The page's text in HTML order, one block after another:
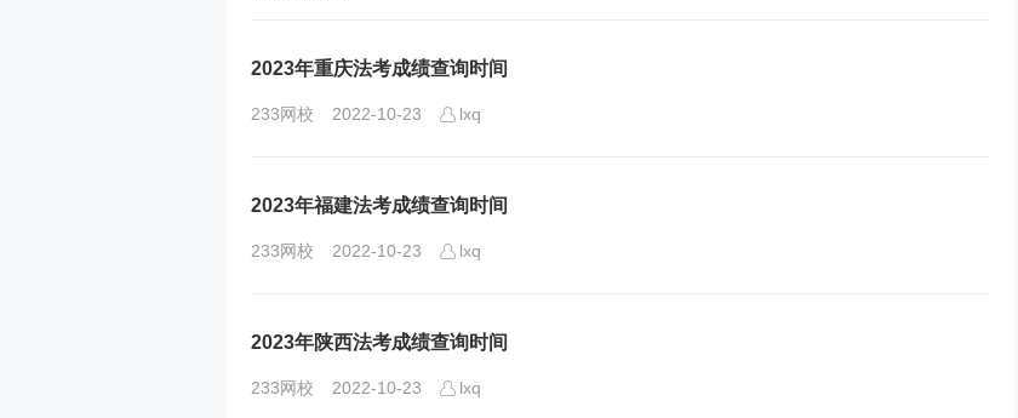
2023年重庆法考成绩查询时间
233网校 2022-10-23 lxq
2023年福建法考成绩查询时间
233网校 2022-10-23 lxq
2023年陕西法考成绩查询时间
233网校 2022-10-23 lxq